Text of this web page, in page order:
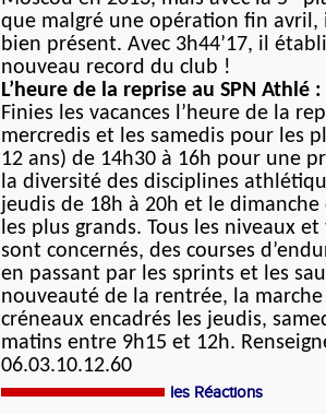
que malgré une opération fin
bien présent. Avec 3h44’17, il
nouveau record du club !
L’heure de la reprise au SPN Athlé :
Finies les vacances l’heure de la
mercredis et les samedis pour les
12 ans) de 14h30 à 16h pour une
la diversité des disciplines
jeudis de 18h à 20h et le
les plus grands. Tous les niveaux
sont concernés, des courses
en passant par les sprints et les
nouveauté de la rentrée, la
créneaux encadrés les jeudis,
matins entre 9h15 et 12h.
06.03.10.12.60
les Réactions